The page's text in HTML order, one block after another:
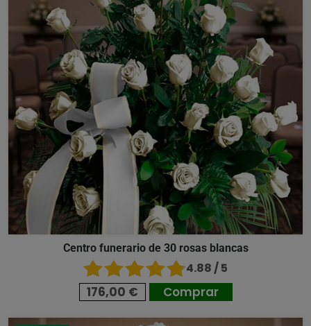
Centro funerario de 30 rosas blancas
4.88 / 5
176,00 € Comprar